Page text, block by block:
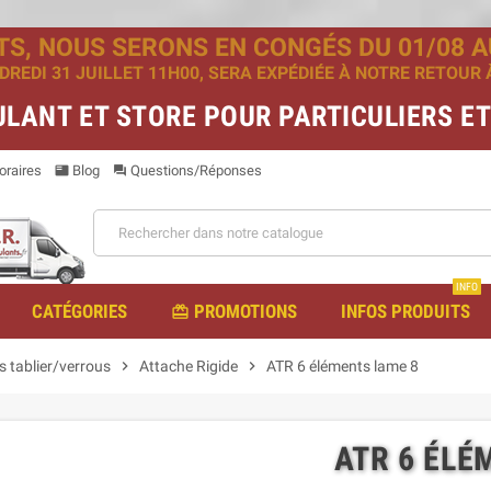
NOUS SERONS EN CONGÉS DU 01/08
31 JUILLET 11H00, SERA EXPÉDIÉE À NOTRE
ET STORE POUR PARTICULIERS
featured_play_list Blog question_answer Questions/Réponses
CATÉGORIES redeem PROMOTIONS INFOS PRODUITS
INFO
tablier/verrous chevron_right Attache Rigide chevron_right ATR 6 éléments lame 8
ATR 6